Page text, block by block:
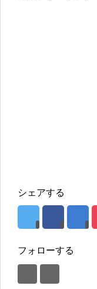
シェアする
フォローする